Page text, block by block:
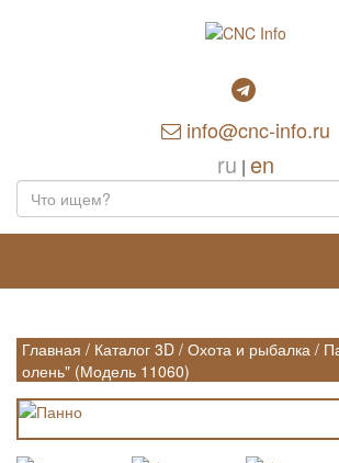
info@cnc-info.ru
ru | en
Главная / Каталог 3D / Охота и рыбалка /
олень" (Модель 11060)